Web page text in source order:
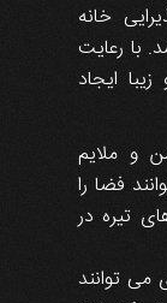
خانه
با رعایت
ایجاد
و ملایم
فضا را
تیره در
توانند